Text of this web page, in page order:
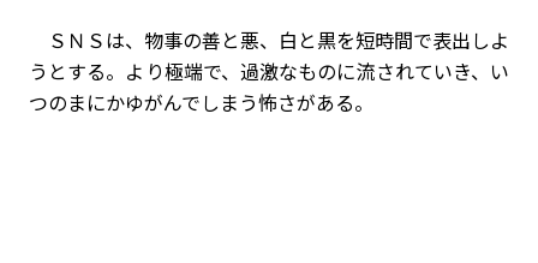
ＳＮＳは、物事の善と悪、白と黒を短時間で表出しよ
うとする。より極端で、過激なものに流されていき、い
つのまにかゆがんでしまう怖さがある。